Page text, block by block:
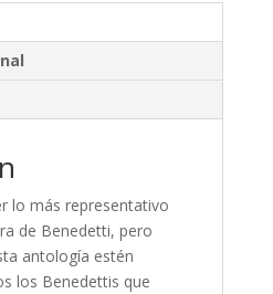
lo más representativo
de Benedetti, pero
antología estén
los Benedettis que